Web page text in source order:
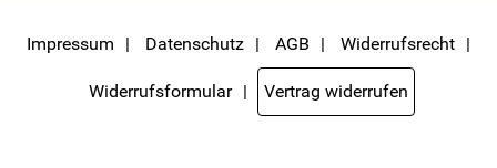
kann ich jederzeit mit Wirkung für die Zukunft widerrufen, indem ich
den Link "Abmelden" am Ende des Newsletters anklicke. Die
habe ich zur Kenntnis genommen.
Impressum Datenschutz AGB Widerrufsrecht
Widerrufsformular Vertrag widerrufen